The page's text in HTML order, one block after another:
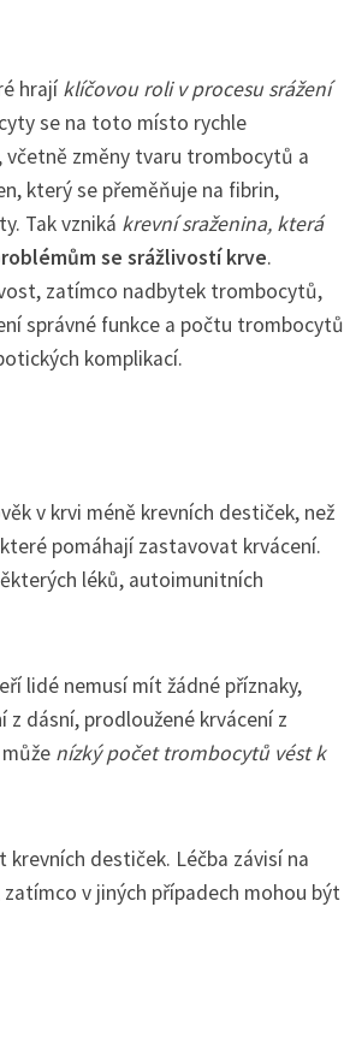
hrají klíčovou roli v procesu srážení
se na toto místo rychle
včetně změny tvaru trombocytů a
který se přeměňuje na fibrin,
Tak vzniká krevní sraženina, která
se srážlivostí krve.
zatímco nadbytek trombocytů,
správné funkce a počtu trombocytů
komplikací.
v krvi méně krevních destiček, než
pomáhají zastavovat krvácení.
léků, autoimunitních
lidé nemusí mít žádné příznaky,
dásní, prodloužené krvácení z
nízký počet trombocytů vést k
destiček. Léčba závisí na
v jiných případech mohou být